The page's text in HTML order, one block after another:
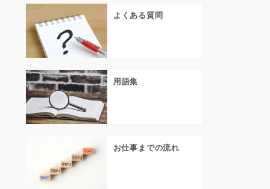
よくある質問
用語集
お仕事までの流れ